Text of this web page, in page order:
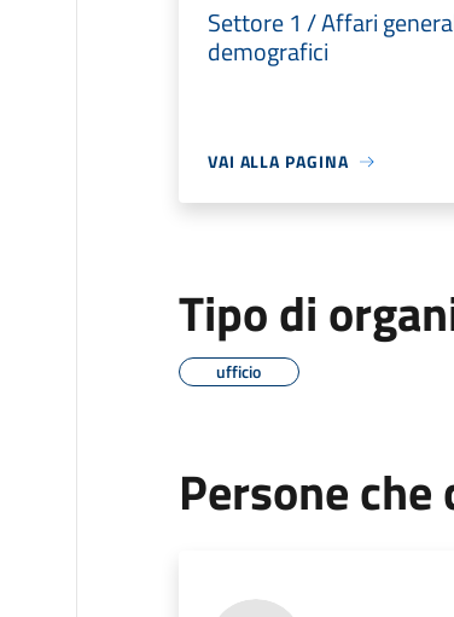
Settore 1 / Affari
demografici
VAI ALLA PAGINA
Tipo di
ufficio
Persone